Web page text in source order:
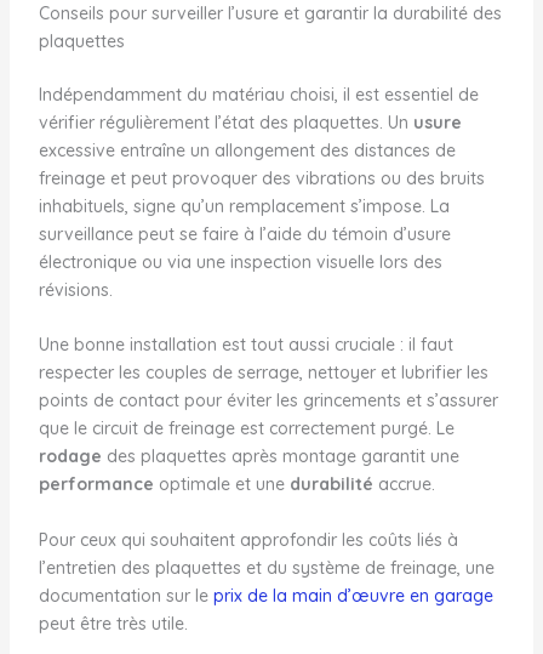
Conseils pour surveiller l’usure et garantir la durabilité des
plaquettes
Indépendamment du matériau choisi, il est essentiel de
vérifier régulièrement l’état des plaquettes. Un usure
excessive entraîne un allongement des distances de
freinage et peut provoquer des vibrations ou des bruits
inhabituels, signe qu’un remplacement s’impose. La
surveillance peut se faire à l’aide du témoin d’usure
électronique ou via une inspection visuelle lors des
révisions.
Une bonne installation est tout aussi cruciale : il faut
respecter les couples de serrage, nettoyer et lubrifier les
points de contact pour éviter les grincements et s’assurer
que le circuit de freinage est correctement purgé. Le
rodage des plaquettes après montage garantit une
performance optimale et une durabilité accrue.
Pour ceux qui souhaitent approfondir les coûts liés à
l’entretien des plaquettes et du système de freinage, une
documentation sur le prix de la main d’œuvre en garage
peut être très utile.